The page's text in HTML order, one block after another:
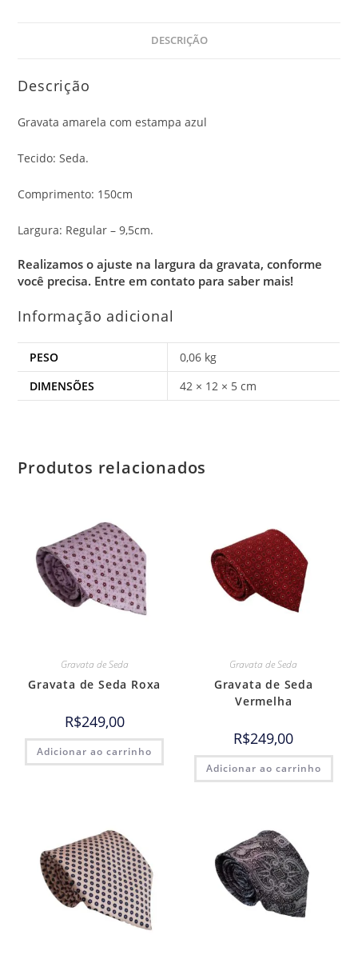
DESCRIÇÃO
Descrição
Gravata amarela com estampa azul
Tecido: Seda.
Comprimento: 150cm
Largura: Regular – 9,5cm.
Realizamos o ajuste na largura da gravata, conforme
você precisa. Entre em contato para saber mais!
Informação adicional
PESO
0,06 kg
DIMENSÕES
42 × 12 × 5 cm
Produtos relacionados
Gravata de Seda
Gravata de Seda Roxa
R$249,00
Adicionar ao carrinho
Gravata de Seda
Gravata de Seda
Vermelha
R$249,00
Adicionar ao carrinho